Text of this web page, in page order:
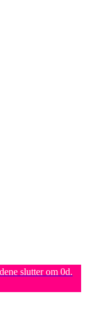
slutter om 0d.